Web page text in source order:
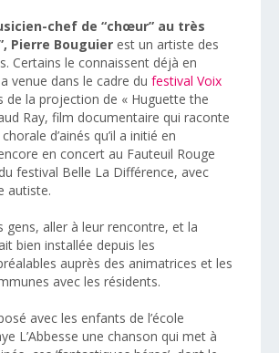
chef de “chœur” au très
Pierre Bouguier est un artiste des
Certains le connaissent déjà en
venue dans le cadre du festival Voix
de la projection de « Huguette the
Ray, film documentaire qui raconte
chorale d’ainés qu’il a initié en
en concert au Fauteuil Rouge
festival Belle La Différence, avec
autiste.
gens, aller à leur rencontre, et la
bien installée depuis les
auprès des animatrices et les
avec les résidents.
avec les enfants de l’école
L’Abbesse une chanson qui met à